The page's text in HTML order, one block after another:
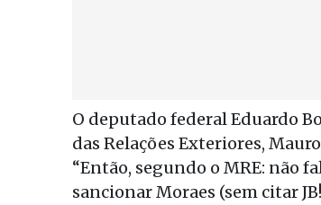
O deputado federal Eduardo
das Relações Exteriores,
“Então, segundo o MRE: não
sancionar Moraes (sem citar